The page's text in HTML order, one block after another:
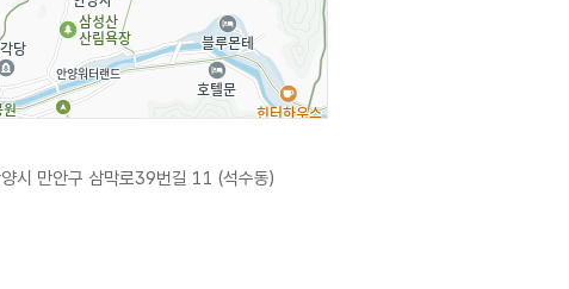
시 만안구 삼막로39번길 11 (석수동)